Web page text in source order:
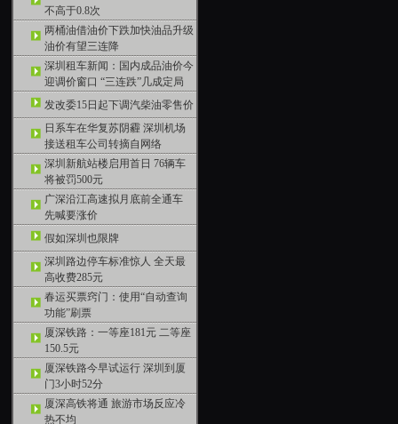
不高于0.8次
两桶油借油价下跌加快油品升级
油价有望三连降
深圳租车新闻：国内成品油价今
迎调价窗口 “三连跌”几成定局
发改委15日起下调汽柴油零售价
日系车在华复苏阴霾 深圳机场
接送租车公司转摘自网络
深圳新航站楼启用首日 76辆车
将被罚500元
广深沿江高速拟月底前全通车
先喊要涨价
假如深圳也限牌
深圳路边停车标准惊人 全天最
高收费285元
春运买票窍门：使用“自动查询
功能”刷票
厦深铁路：一等座181元 二等座
150.5元
厦深铁路今早试运行 深圳到厦
门3小时52分
厦深高铁将通 旅游市场反应冷
热不均